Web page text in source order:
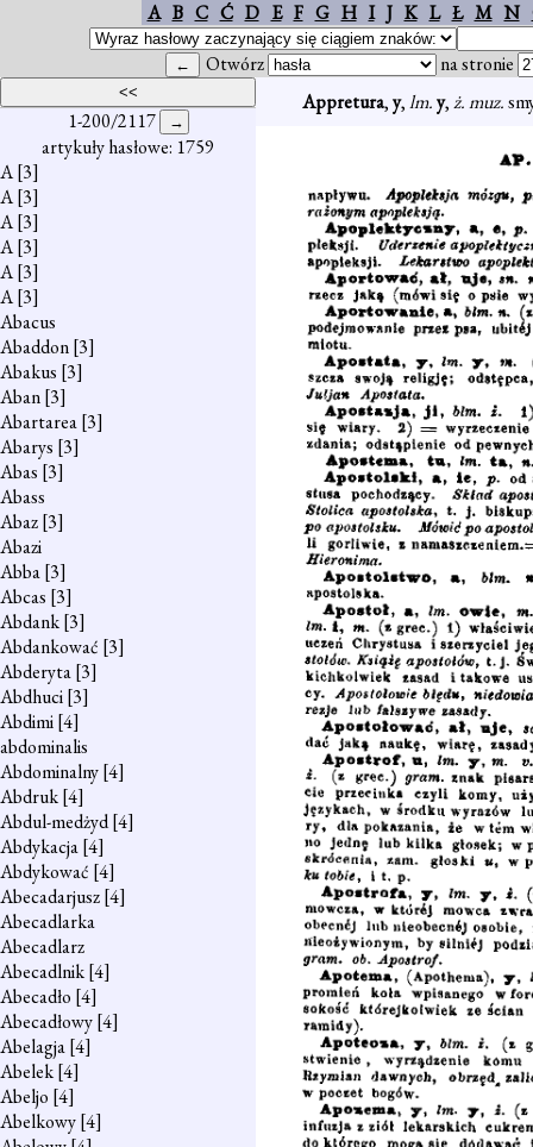
A B C Ć D E F G H I J K L Ł M N
Otwórz na stronie
1-200/2117
artykuły hasłowe: 1759
A[3]
A[3]
A[3]
A[3]
A[3]
A[3]
Abacus
Abaddon[3]
Abakus [3]
Aban[3]
Abartarea[3]
Abarys [3]
Abas [3]
Abass
Abaz[3]
Abazi
Abba[3]
Abcas [3]
Abdank[3]
Abdankować [3]
Abderyta[3]
Abdhuci[3]
Abdimi[4]
abdominalis
Abdominalny[4]
Abdruk[4]
Abdul-medżyd[4]
Abdykacja[4]
Abdykować [4]
Abecadarjusz[4]
Abecadlarka
Abecadlarz
Abecadlnik[4]
Abecadło [4]
Abecadłowy[4]
Abelagja[4]
Abelek[4]
Abeljo [4]
Abelkowy[4]
Appretura,y,lm.y,ż. muz.